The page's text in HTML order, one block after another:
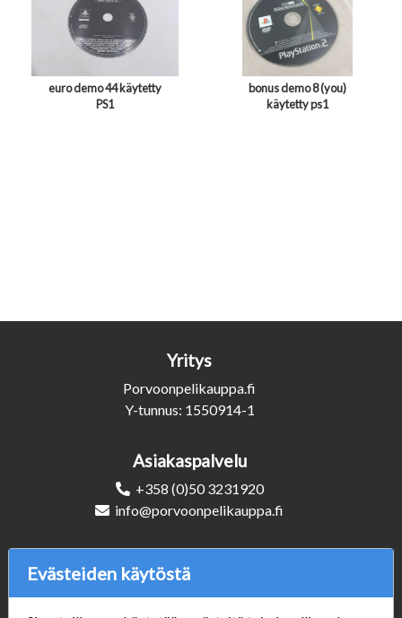
euro demo 44 käytetty
PS1
bonus demo 8 (you)
käytetty ps1
Yritys
Porvoonpelikauppa.fi
Y-tunnus: 1550914-1
Asiakaspalvelu
+358 (0)50 3231920
info@porvoonpelikauppa.fi
Evästeiden käytöstä